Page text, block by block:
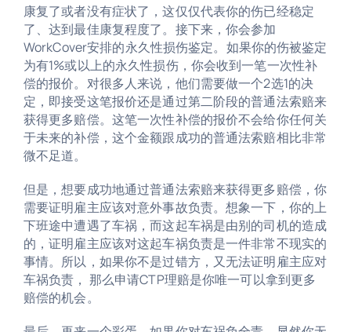
康复了或者没有症状了，这仅仅代表你的伤已经稳定
了、达到最佳康复程度了。 接下来，你会参加
WorkCover安排的永久性损伤鉴定。 如果你的伤被鉴定
为有1%或以上的永久性损伤，你会收到一笔一次性补
偿的报价。对很多人来说，他们需要做一个2选1的决
定，即接受这笔报价还是通过第二阶段的普通法索赔来
获得更多赔偿。 这笔一次性补偿的报价不会给你任何关
于未来的补偿，这个金额跟成功的普通法索赔相比非常
微不足道。
但是，想要成功地通过普通法索赔来获得更多赔偿，你
需要证明雇主应该对意外事故负责。想象一下，你的上
下班途中遭遇了车祸，而这起车祸是由别的司机的造成
的，证明雇主应该对这起车祸负责是一件非常不现实的
事情。所以，如果你不是过错方，又无法证明雇主应对
车祸负责， 那么申请CTP理赔是你唯一可以拿到更多
赔偿的机会。